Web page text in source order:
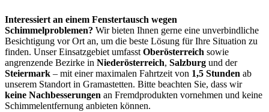
Interessiert an einem Fenstertausch wegen
Schimmelproblemen? Wir bieten Ihnen gerne eine unverbindliche
Besichtigung vor Ort an, um die beste Lösung für Ihre Situation zu
finden. Unser Einsatzgebiet umfasst Oberösterreich sowie
angrenzende Bezirke in Niederösterreich, Salzburg und der
Steiermark – mit einer maximalen Fahrtzeit von 1,5 Stunden ab
unserem Standort in Gramastetten. Bitte beachten Sie, dass wir
keine Nachbesserungen an Fremdprodukten vornehmen und keine
Schimmelentfernung anbieten können.